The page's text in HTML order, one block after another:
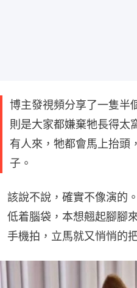
博主發視頻分享了一隻半
則是大家都嫌棄牠長得太
有人來，牠都會馬上抬頭
子。
該說不說，確實不像演的
低着腦袋，本想翹起腳腳
手機拍，立馬就又悄悄的